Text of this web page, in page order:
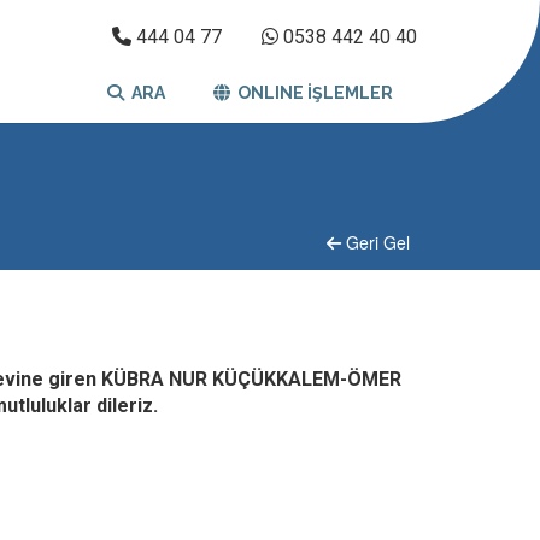
444 04 77 0538 442 40 40
ARA ONLINE İŞLEMLER
Geri Gel
giren KÜBRA NUR KÜÇÜKKALEM-ÖMER
dileriz.